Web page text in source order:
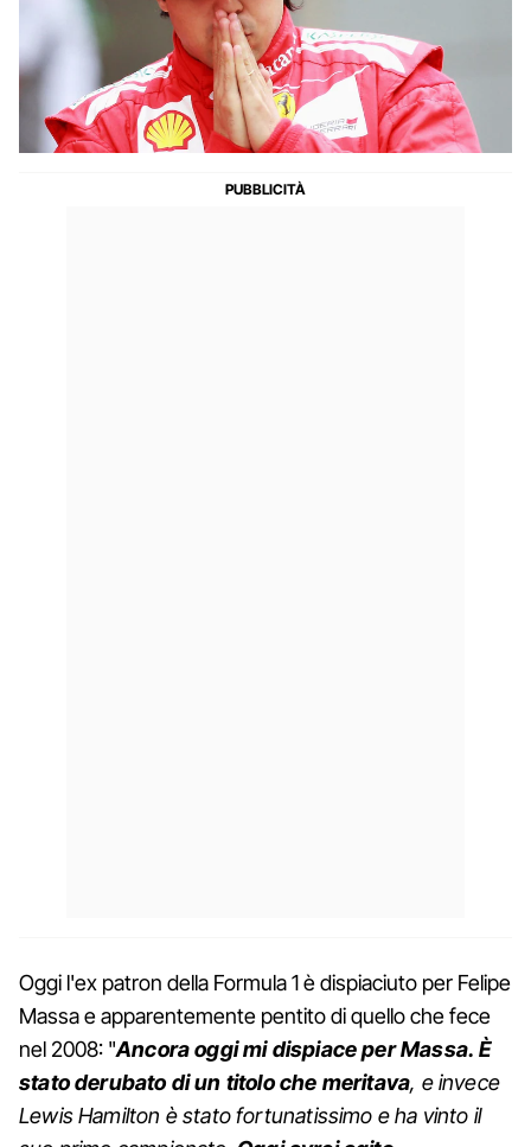
Oggi l'ex patron della Formula 1 è dispiaciuto per Felipe
Massa e apparentemente pentito di quello che fece
nel 2008: "Ancora oggi mi dispiace per Massa. È
stato derubato di un titolo che meritava, e invece
Lewis Hamilton è stato fortunatissimo e ha vinto il